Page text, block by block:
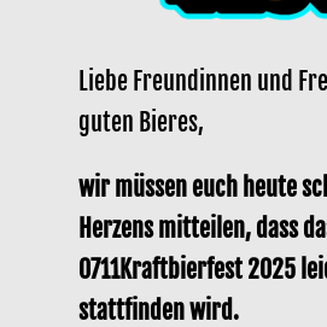
Liebe Freundinnen und
guten Bieres,
wir müssen euch heute
Herzens mitteilen, dass
0711Kraftbierfest 2025
stattfinden wird.